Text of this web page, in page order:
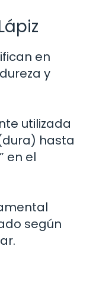
en
y
utilizada
hasta
en el
según